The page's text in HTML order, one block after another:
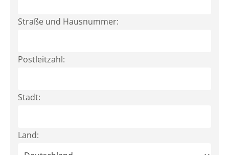
Straße und Hausnummer:
Postleitzahl:
Stadt:
Land: